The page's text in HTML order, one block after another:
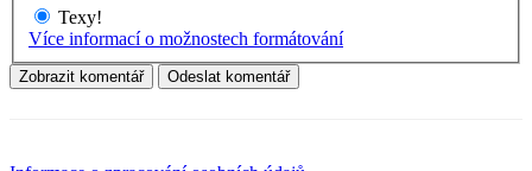
Texy!
Více informací o možnostech formátování